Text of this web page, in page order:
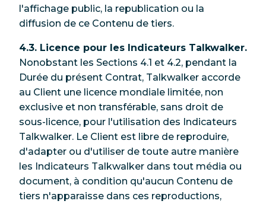
l'affichage public, la republication ou la
diffusion de ce Contenu de tiers.
4.3. Licence pour les Indicateurs Talkwalker.
Nonobstant les Sections 4.1 et 4.2, pendant la
Durée du présent Contrat, Talkwalker accorde
au Client une licence mondiale limitée, non
exclusive et non transférable, sans droit de
sous-licence, pour l'utilisation des Indicateurs
Talkwalker. Le Client est libre de reproduire,
d'adapter ou d'utiliser de toute autre manière
les Indicateurs Talkwalker dans tout média ou
document, à condition qu'aucun Contenu de
tiers n'apparaisse dans ces reproductions,